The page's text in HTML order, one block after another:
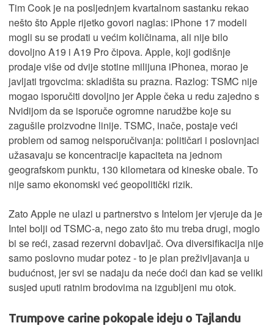
Tim Cook je na posljednjem kvartalnom sastanku rekao
nešto što Apple rijetko govori naglas: iPhone 17 modeli
mogli su se prodati u većim količinama, ali nije bilo
dovoljno A19 i A19 Pro čipova. Apple, koji godišnje
prodaje više od dvije stotine milijuna iPhonea, morao je
javljati trgovcima: skladišta su prazna. Razlog: TSMC nije
mogao isporučiti dovoljno jer Apple čeka u redu zajedno s
Nvidijom da se isporuče ogromne narudžbe koje su
zagušile proizvodne linije. TSMC, inače, postaje veći
problem od samog neisporučivanja: političari i poslovnjaci
užasavaju se koncentracije kapaciteta na jednom
geografskom punktu, 130 kilometara od kineske obale. To
nije samo ekonomski već geopolitički rizik.
Zato Apple ne ulazi u partnerstvo s Intelom jer vjeruje da je
Intel bolji od TSMC-a, nego zato što mu treba drugi, moglo
bi se reći, zasad rezervni dobavljač. Ova diversifikacija nije
samo poslovno mudar potez - to je plan preživljavanja u
budućnost, jer svi se nadaju da neće doći dan kad se veliki
susjed uputi ratnim brodovima na izgubljeni mu otok.
Trumpove carine pokopale ideju o Tajlandu